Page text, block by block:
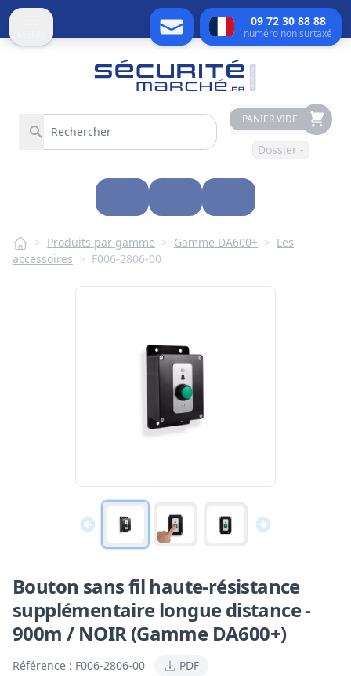
09 72 30 88 88
numéro non surtaxé
PANIER VIDE
Dossier -
> Produits par gamme > Gamme DA600+ > Les
accessoires > F006-2806-00
Bouton sans fil haute-résistance
supplémentaire longue distance -
900m / NOIR (Gamme DA600+)
Référence : F006-2806-00 PDF